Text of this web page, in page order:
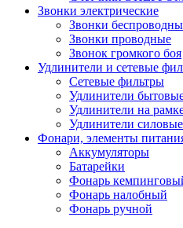
Звонки электрические
Звонки
Звонки проводные
Звонок громкого боя
Удлинители и сетевые
Сетевые фильтры
Удлинители
Удлинители на
Удлинители силовые
Фонари, элементы
Аккумуляторы
Батарейки
Фонарь
Фонарь налобный
Фонарь ручной